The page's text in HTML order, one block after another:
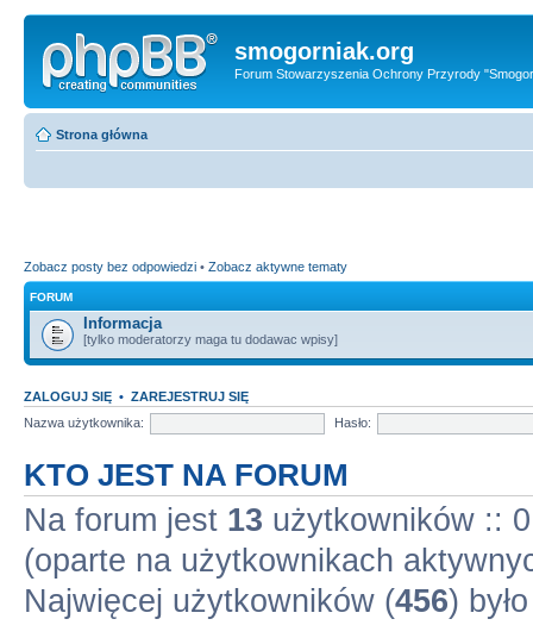
smogorniak.org
Forum Stowarzyszenia Ochrony Przyrody
Strona główna
Zobacz posty bez odpowiedzi • Zobacz aktywne tematy
FORUM
Informacja
[tylko moderatorzy maga tu dodawac wpisy]
ZALOGUJ SIĘ • ZAREJESTRUJ SIĘ
Nazwa użytkownika:
Hasło:
KTO JEST NA FORUM
Na forum jest 13 użytkowników ::
(oparte na użytkownikach
Najwięcej użytkowników (456)